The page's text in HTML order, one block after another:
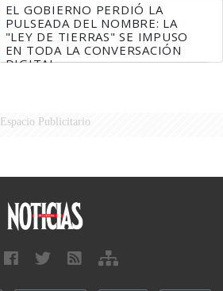
EL GOBIERNO PERDIÓ LA
PULSEADA DEL NOMBRE: LA
"LEY DE TIERRAS" SE IMPUSO
EN TODA LA CONVERSACIÓN
DIGITAL
Espacio Publicitario